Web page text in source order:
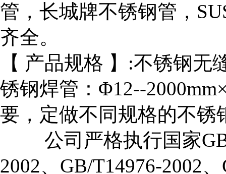
管，长城牌不锈钢管，
齐全。
【 产品规格 】:不锈钢无
锈钢焊管：Φ12--
要，定做不同规格的不
公司严格执行国家GB/
2002、GB/T14976-2002